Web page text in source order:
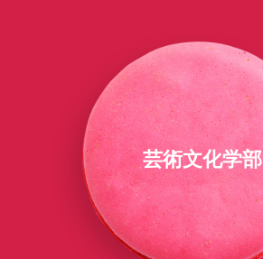
芸術文化学部